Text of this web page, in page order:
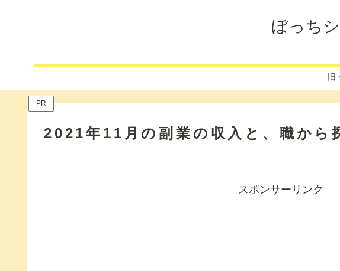
ぼっち
PR
2021年11月の副業の収入と、職から
スポンサーリンク